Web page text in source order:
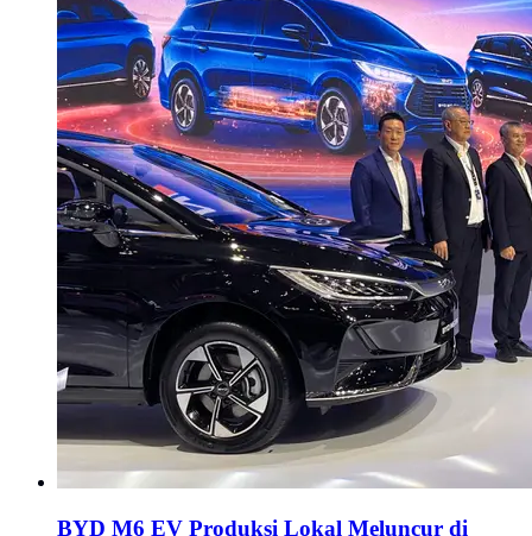
BYD M6 EV Produksi Lokal Meluncur di